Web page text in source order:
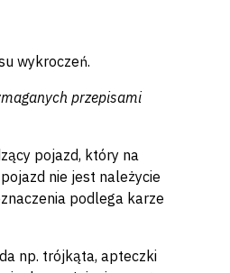
wykroczeń.
przepisami
pojazd, który na
nie jest należycie
podlega karze
np. trójkąta, apteczki